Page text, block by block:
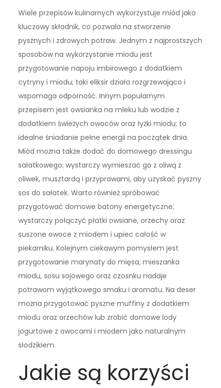
Wiele przepisów kulinarnych wykorzystuje miód jako
kluczowy składnik, co pozwala na stworzenie
pysznych i zdrowych potraw. Jednym z najprostszych
sposobów na wykorzystanie miodu jest
przygotowanie napoju imbirowego z dodatkiem
cytryny i miodu; taki eliksir działa rozgrzewająco i
wspomaga odporność. Innym popularnym
przepisem jest owsianka na mleku lub wodzie z
dodatkiem świeżych owoców oraz łyżki miodu; to
idealne śniadanie pełne energii na początek dnia.
Miód można także dodać do domowego dressingu
sałatkowego; wystarczy wymieszać go z oliwą z
oliwek, musztardą i przyprawami, aby uzyskać pyszny
sos do sałatek. Warto również spróbować
przygotować domowe batony energetyczne;
wystarczy połączyć płatki owsiane, orzechy oraz
suszone owoce z miodem i upiec całość w
piekarniku. Kolejnym ciekawym pomysłem jest
przygotowanie marynaty do mięsa; mieszanka
miodu, sosu sojowego oraz czosnku nadaje
potrawom wyjątkowego smaku i aromatu. Na deser
można przygotować pyszne muffiny z dodatkiem
miodu oraz orzechów lub zrobić domowe lody
jogurtowe z owocami i miodem jako naturalnym
słodzikiem.
Jakie są korzyści